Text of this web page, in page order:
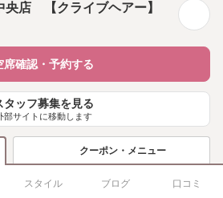
店 【クライブヘアー】
席確認・予約する
タッフ募集を見る
部サイトに移動します
クーポン・メニュー
スタイル ブログ 口コミ